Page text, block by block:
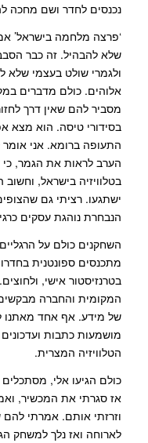
נכנסים לחדר ושם מחכה
‘פרצה מלחמה בישראל’
שלא להבהיל. זה כבר
ולגמרי שולט בעצמי
אלוהים. כולם מדברים
מסביר להם שאין דרך
בסידורי טיסה. הוא מצא
התעופה ברומא. אני
הערב לראות את הגמר, כי
בטלוויזיה בישראל,
ישתגעו. רציתי גם
הנבחרת נוהגת עסקים
השחקנים כולם על
מתכנסים ספונטנית
בטרנזיסטור אישי,
המקומית והחברה
של מידע. אף אחד מאתנו
מושמעות כתבות
הטלוויזיה המצרית.
כולם הגיעו אלי,
אז סגרתי את המכשיר,
וזרזתי אותם. אמרתי
לארוחה ואז נלך למשחק